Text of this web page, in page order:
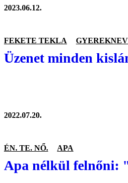
2023.06.12.
FEKETE TEKLA
Üzenet minden
2022.07.20.
ÉN. TE. NŐ. APA
Apa nélkül felnőni: